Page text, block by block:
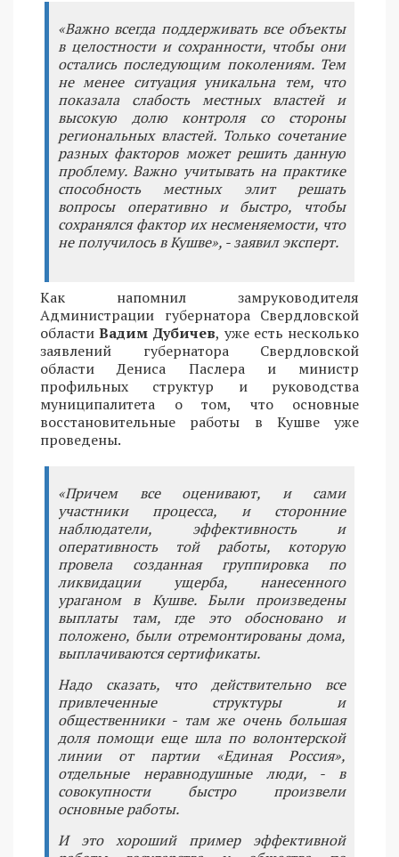
«Важно всегда поддерживать все объекты
в целостности и сохранности, чтобы они
остались последующим поколениям. Тем
не менее ситуация уникальна тем, что
показала слабость местных властей и
высокую долю контроля со стороны
региональных властей. Только сочетание
разных факторов может решить данную
проблему. Важно учитывать на практике
способность местных элит решать
вопросы оперативно и быстро, чтобы
сохранялся фактор их несменяемости, что
не получилось в Кушве», - заявил эксперт.
Как напомнил замруководителя
Администрации губернатора Свердловской
областиВадим Дубичев, уже есть несколько
заявлений губернатора Свердловской
области Дениса Паслера и министр
профильных структур и руководства
муниципалитета о том, что основные
восстановительные работы в Кушве уже
проведены.
«Причем все оценивают, и сами
участники процесса, и сторонние
наблюдатели, эффективность и
оперативность той работы, которую
провела созданная группировка по
ликвидации ущерба, нанесенного
ураганом в Кушве. Были произведены
выплаты там, где это обосновано и
положено, были отремонтированы дома,
выплачиваются сертификаты.
Надо сказать, что действительно все
привлеченные структуры и
общественники - там же очень большая
доля помощи еще шла по волонтерской
линии от партии «Единая Россия»,
отдельные неравнодушные люди, - в
совокупности быстро произвели
основные работы.
И это хороший пример эффективной